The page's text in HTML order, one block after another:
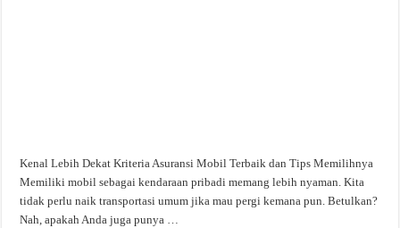
Kenal Lebih Dekat Kriteria Asuransi Mobil Terbaik dan Tips Memilihnya
Memiliki mobil sebagai kendaraan pribadi memang lebih nyaman. Kita
tidak perlu naik transportasi umum jika mau pergi kemana pun. Betulkan?
Nah, apakah Anda juga punya …